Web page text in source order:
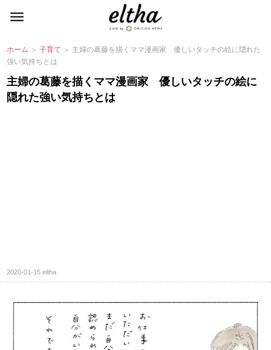
ホーム ＞子育て ＞ 主婦の葛藤を描くママ漫画家 優しいタッチの絵に隠れた
強い気持ちとは
主婦の葛藤を描くママ漫画家 優しいタッチの絵に
隠れた強い気持ちとは
2020-01-15eltha